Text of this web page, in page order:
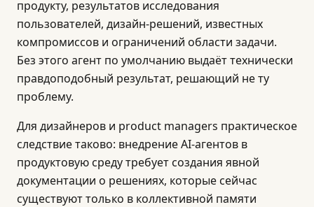
продукту, результатов исследования
пользователей, дизайн-решений, известных
компромиссов и ограничений области задачи.
Без этого агент по умолчанию выдаёт технически
правдоподобный результат, решающий не ту
проблему.
Для дизайнеров и product managers практическое
следствие таково: внедрение AI-агентов в
продуктовую среду требует создания явной
документации о решениях, которые сейчас
существуют только в коллективной памяти